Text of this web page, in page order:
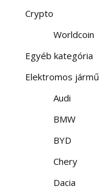
Crypto
Worldcoin
Egyéb kategória
Elektromos jármű
Audi
BMW
BYD
Chery
Dacia